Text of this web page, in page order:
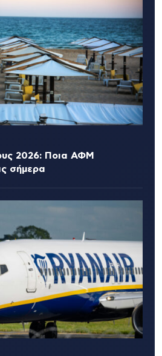
2026: Ποια ΑΦΜ
σήμερα